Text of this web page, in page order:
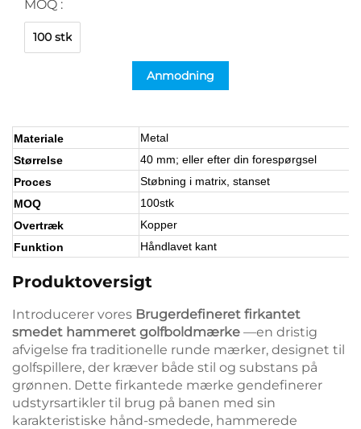
MOQ :
100 stk
Anmodning
Materiale
Metal
Størrelse
40 mm; eller efter din forespørgsel
Proces
Støbning i matrix, stanset
MOQ
100stk
Overtræk
Kopper
Funktion
Håndlavet kant
Produktoversigt
Introducerer vores Brugerdefineret firkantet
smedet hammeret golfboldmærke —en dristig
afvigelse fra traditionelle runde mærker, designet til
golfspillere, der kræver både stil og substans på
grønnen. Dette firkantede mærke gendefinerer
udstyrsartikler til brug på banen med sin
karakteristiske hånd-smedede, hammerede